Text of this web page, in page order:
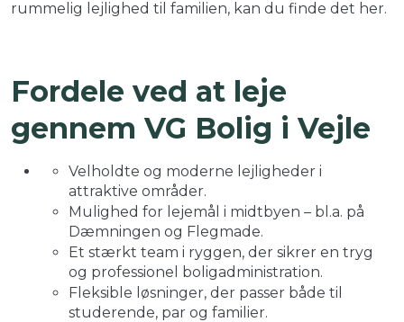
rummelig lejlighed til familien, kan du finde det her.
Fordele ved at leje
gennem VG Bolig i Vejle
Velholdte og moderne lejligheder i
attraktive områder.
Mulighed for lejemål i midtbyen – bl.a. på
Dæmningen og Flegmade.
Et stærkt team i ryggen, der sikrer en tryg
og professionel boligadministration.
Fleksible løsninger, der passer både til
studerende, par og familier.